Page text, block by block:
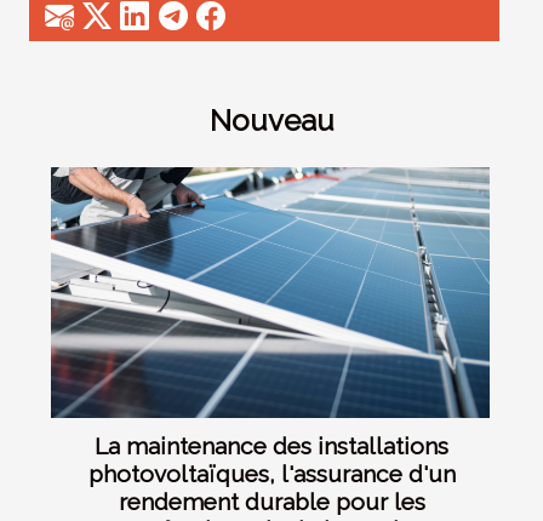
Nouveau
La maintenance des installations
photovoltaïques, l'assurance d'un
rendement durable pour les